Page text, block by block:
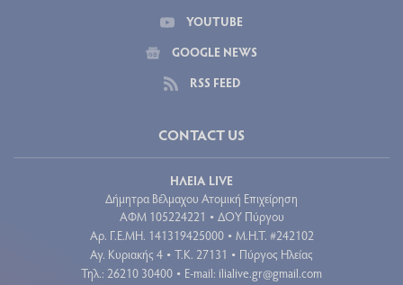
YOUTUBE
GOOGLE NEWS
RSS FEED
CONTACT US
ΗΛΕΙΑ LIVE
Δήμητρα Βέλμαχου Ατομική Επιχείρηση
ΑΦΜ 105224221 • ΔΟΥ Πύργου
Aρ. Γ.Ε.ΜΗ. 141319425000 • Μ.Η.Τ. #242102
Αγ. Κυριακής 4 • Τ.Κ. 27131 • Πύργος Ηλείας
Τηλ.: 26210 30400 • E-mail: ilialive.gr@gmail.com